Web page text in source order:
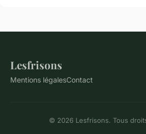
Lesfrisons
Mentions légalesContact
© 2026 Lesfrisons. Tous